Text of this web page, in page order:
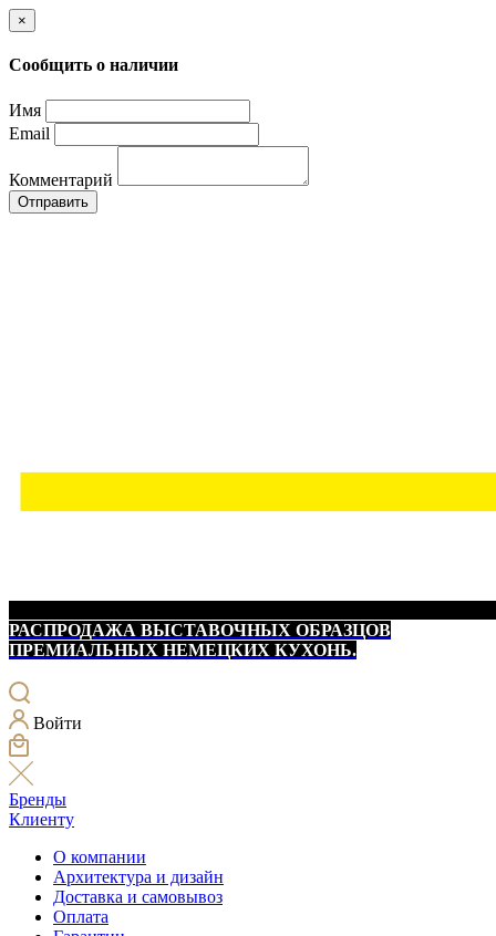
×
Сообщить о наличии
Имя
Email
Комментарий
Отправить
РАСПРОДАЖА ВЫСТАВОЧНЫХ ОБРАЗЦОВ
ПРЕМИАЛЬНЫХ НЕМЕЦКИХ КУХОНЬ.
Войти
Бренды
Клиенту
О компании
Архитектура и дизайн
Доставка и самовывоз
Оплата